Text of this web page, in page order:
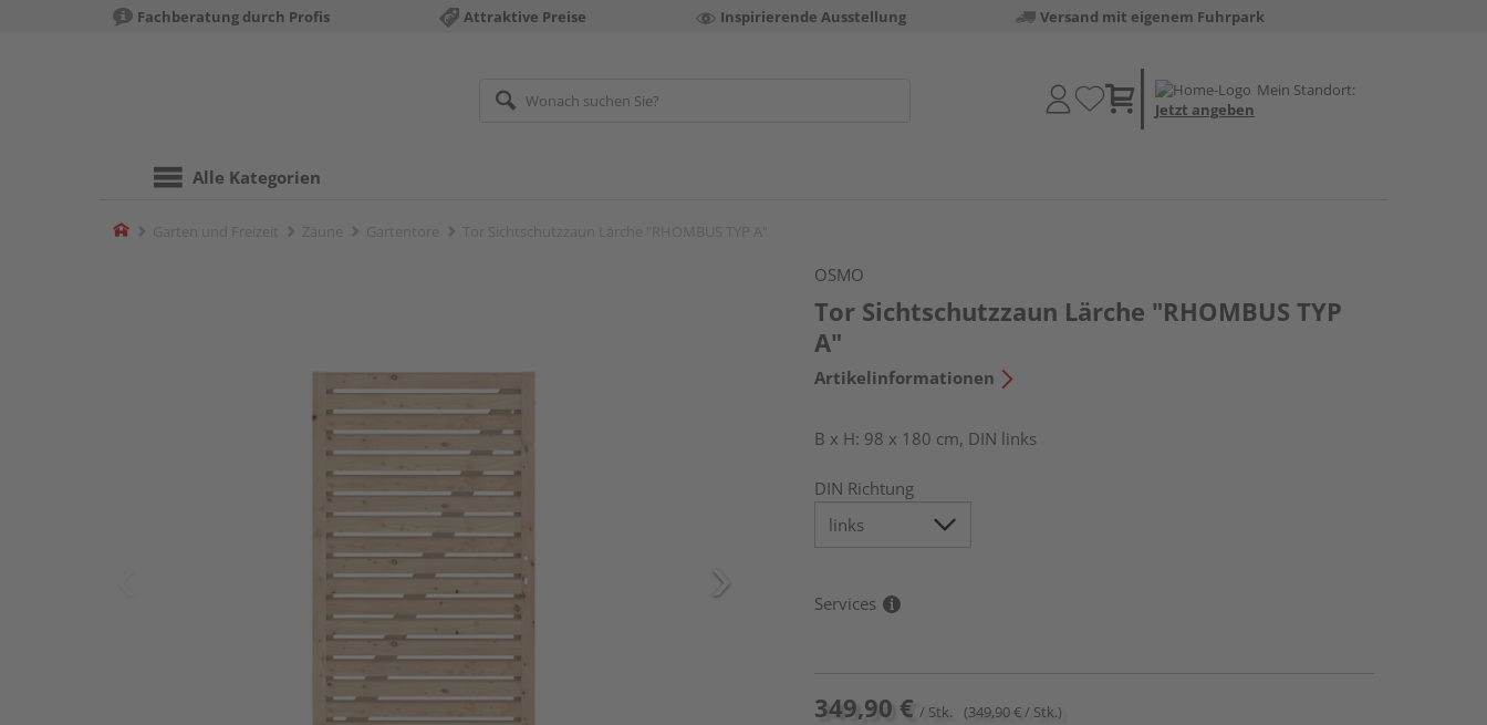
Fachberatung durch Profis Attraktive Preise Inspirierende Ausstellung Versand mit eigenem Fuhrpark
Mein Standort:
Jetzt angeben
Alle Kategorien
Home
OSMO
Tor Sichtschutzzaun Lärche "RHOMBUS TYP
A"
Artikelinformationen
B x H: 98 x 180 cm, DIN links
DIN Richtung
Services
349,90 € / Stk. (349,90 € / Stk.)